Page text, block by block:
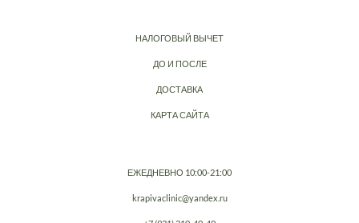
НАЛОГОВЫЙ ВЫЧЕТ
ДО И ПОСЛЕ
ДОСТАВКА
КАРТА САЙТА
ЕЖЕДНЕВНО 10:00-21:00
krapivaclinic@yandex.ru